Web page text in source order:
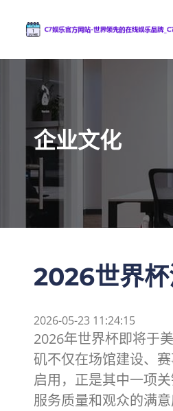
企业文化
2026世界杯
2026-05-23 11:24:15
2026年世界杯即将于
矶不仅在场馆建设、
启用，正是其中一项
服务质量和观众的满